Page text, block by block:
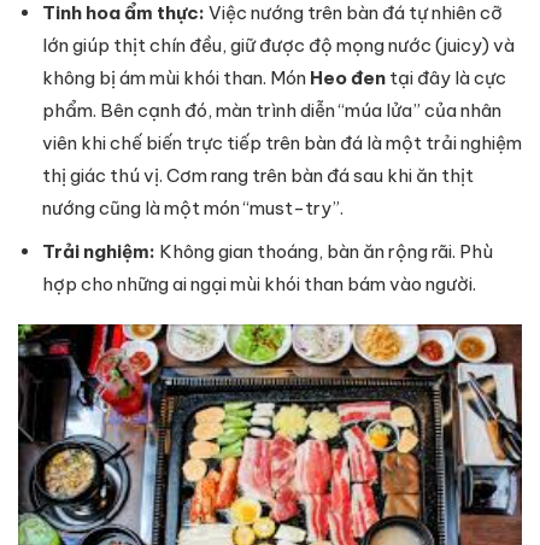
Tinh hoa ẩm thực: Việc nướng trên bàn đá tự nhiên cỡ
lớn giúp thịt chín đều, giữ được độ mọng nước (juicy) và
không bị ám mùi khói than. Món Heo đentại đây là cực
phẩm. Bên cạnh đó, màn trình diễn “múa lửa” của nhân
viên khi chế biến trực tiếp trên bàn đá là một trải nghiệm
thị giác thú vị. Cơm rang trên bàn đá sau khi ăn thịt
nướng cũng là một món “must-try”.
Trải nghiệm: Không gian thoáng, bàn ăn rộng rãi. Phù
hợp cho những ai ngại mùi khói than bám vào người.